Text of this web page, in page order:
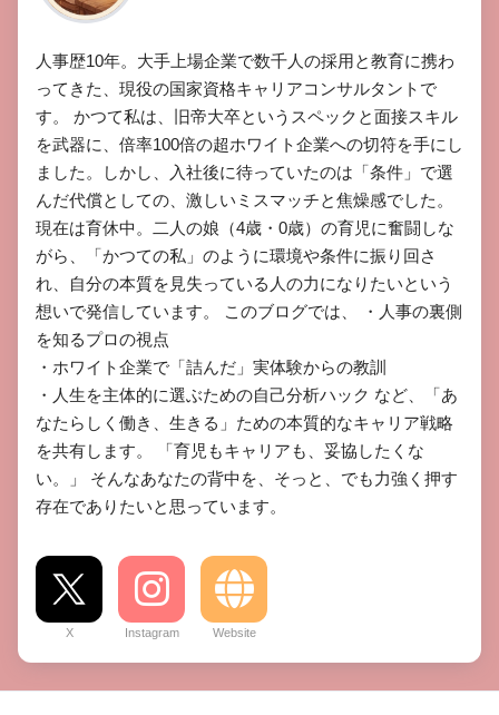
​人事歴10年。大手上場企業で数千人の採用と教育に携わ
ってきた、現役の国家資格キャリアコンサルタントで
す。 ​かつて私は、旧帝大卒というスペックと面接スキル
を武器に、倍率100倍の超ホワイト企業への切符を手にし
ました。しかし、入社後に待っていたのは「条件」で選
んだ代償としての、激しいミスマッチと焦燥感でした。 ​
現在は育休中。二人の娘（4歳・0歳）の育児に奮闘しな
がら、「かつての私」のように環境や条件に振り回さ
れ、自分の本質を見失っている人の力になりたいという
想いで発信しています。 ​このブログでは、 ​・人事の裏側
を知るプロの視点
​・ホワイト企業で「詰んだ」実体験からの教訓
​・人生を主体的に選ぶための自己分析ハック など、「あ
なたらしく働き、生きる」ための本質的なキャリア戦略
を共有します。 ​「育児もキャリアも、妥協したくな
い。」 そんなあなたの背中を、そっと、でも力強く押す
存在でありたいと思っています。
X Instagram Website